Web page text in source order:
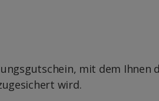
mit dem Ihnen
wird.